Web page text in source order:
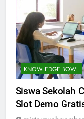
KNOWLEDGE BOWL
Siswa Sekolah